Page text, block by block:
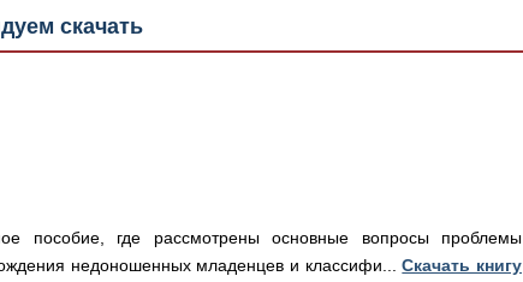
скачать
пособие, где рассмотрены основные вопросы проблемы
недоношенных младенцев и классифи...Скачать книгу